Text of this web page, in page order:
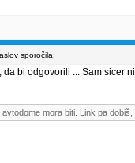
sporočila:
bi odgovorili ... Sam sicer
mora biti. Link pa